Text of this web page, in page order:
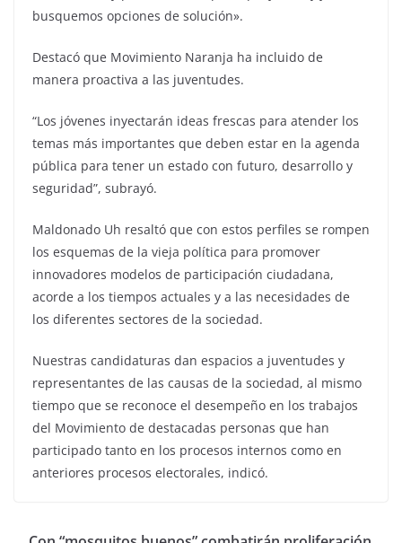
busquemos opciones de solución».
Destacó que Movimiento Naranja ha incluido de
manera proactiva a las juventudes.
“Los jóvenes inyectarán ideas frescas para atender los
temas más importantes que deben estar en la agenda
pública para tener un estado con futuro, desarrollo y
seguridad”, subrayó.
Maldonado Uh resaltó que con estos perfiles se rompen
los esquemas de la vieja política para promover
innovadores modelos de participación ciudadana,
acorde a los tiempos actuales y a las necesidades de
los diferentes sectores de la sociedad.
Nuestras candidaturas dan espacios a juventudes y
representantes de las causas de la sociedad, al mismo
tiempo que se reconoce el desempeño en los trabajos
del Movimiento de destacadas personas que han
participado tanto en los procesos internos como en
anteriores procesos electorales, indicó.